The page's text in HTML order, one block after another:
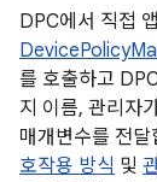
DPC에서 직접
를 호출하고
지 이름, 관리자
매개변수를 전
호작용 방식 및